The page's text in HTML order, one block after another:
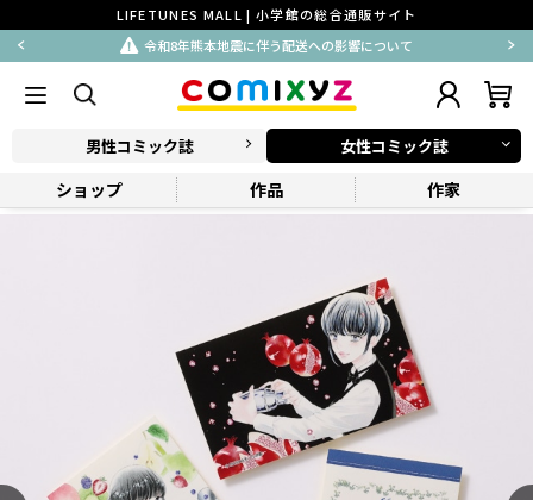
LIFETUNES MALL | 小学館の総合通販サイト
令和8年熊本地震に伴う配送への影響について
男性コミック誌 女性コミック誌
ショップ 作品 作家